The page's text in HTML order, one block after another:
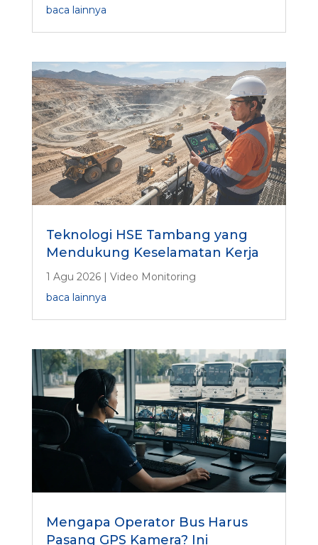
baca lainnya
Teknologi HSE Tambang yang
Mendukung Keselamatan Kerja
1 Agu 2026| Video Monitoring
baca lainnya
Mengapa Operator Bus Harus
Pasang GPS Kamera? Ini